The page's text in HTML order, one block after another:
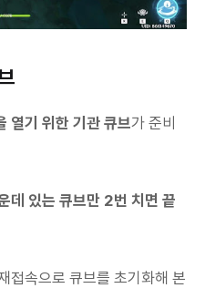
열기 위한 기관 큐브가 준비
데 있는 큐브만 2번 치면 끝
접속으로 큐브를 초기화해 본